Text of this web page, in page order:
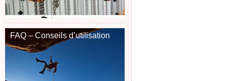
FAQ – Conseils d’utilisation